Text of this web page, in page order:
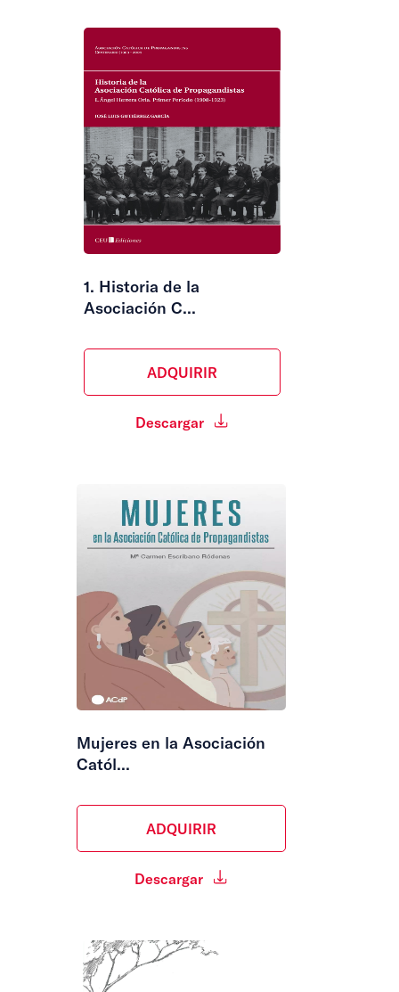
1. Historia de la
Asociación C...
ADQUIRIR
Descargar
Mujeres en la Asociación
Catól...
ADQUIRIR
Descargar